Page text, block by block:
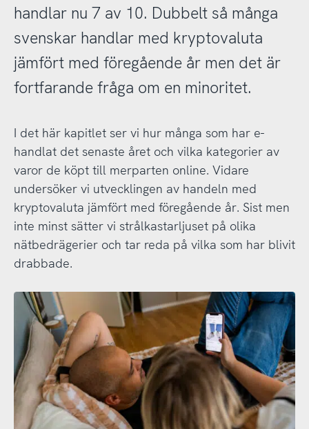
handlar nu 7 av 10. Dubbelt så många
svenskar handlar med kryptovaluta
jämfört med föregående år men det är
fortfarande fråga om en minoritet.
I det här kapitlet ser vi hur många som har e-
handlat det senaste året och vilka kategorier av
varor de köpt till merparten online. Vidare
undersöker vi utvecklingen av handeln med
kryptovaluta jämfört med föregående år. Sist men
inte minst sätter vi strålkastarljuset på olika
nätbedrägerier och tar reda på vilka som har blivit
drabbade.